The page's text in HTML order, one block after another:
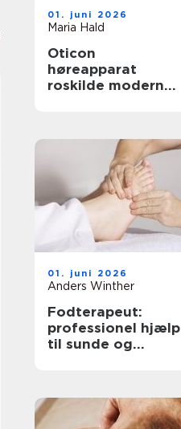
01. juni 2026
Maria Hald
Oticon
høreapparat
roskilde moderne
01. juni 2026
Anders Winther
Fodterapeut:
professionel hjælp
til sunde og